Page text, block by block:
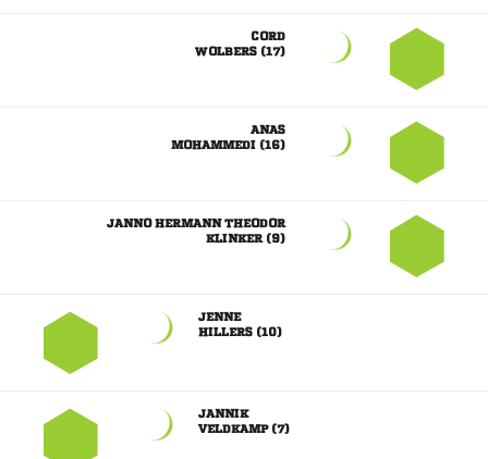

 

 
  
 

 

 